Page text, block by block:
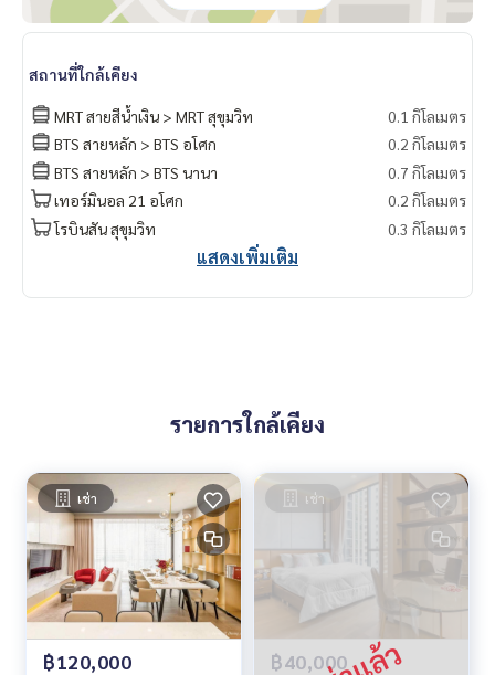
* มีให้เลือกอีกหลายห้อง หลายโครงการค่ะhttps://www.p2npro
perty.com
Facebook Fanpage : P2N Property
** รับฝาก ขาย-เช่า คอนโด บ้าน ที่ดิน และอสังหาริมทรัพย์ทุกชนิ
ด ทั่วกรุงเทพฯ
สถานที่ใกล้เคียง
MRT สายสีน้ำเงิน > MRT สุขุมวิท
0.1 กิโลเมตร
BTS สายหลัก > BTS อโศก
0.2 กิโลเมตร
BTS สายหลัก > BTS นานา
0.7 กิโลเมตร
เทอร์มินอล 21 อโศก
0.2 กิโลเมตร
โรบินสัน สุขุมวิท
0.3 กิโลเมตร
แสดงเพิ่มเติม
รายการใกล้เคียง
เช่า
฿120,000
เช่า
฿40,000